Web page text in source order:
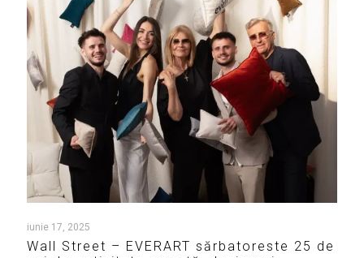
iunie 17, 2025
Wall Street – EVERART sărbatoreste 25 de